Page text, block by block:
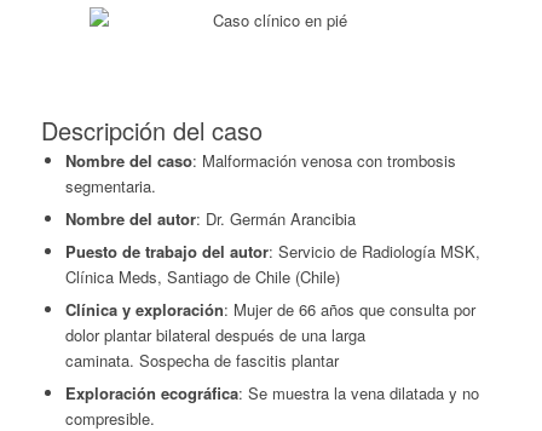
Descripción del caso
Nombre del caso: Malformación venosa con trombosis
segmentaria.
Nombre del autor: Dr. Germán Arancibia
Puesto de trabajo del autor: Servicio de Radiología MSK,
Clínica Meds, Santiago de Chile (Chile)
Clínica y exploración: Mujer de 66 años que consulta por
dolor plantar bilateral después de una larga
caminata. Sospecha de fascitis plantar
Exploración ecográfica: Se muestra la vena dilatada y no
compresible.